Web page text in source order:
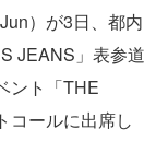
Jun）が3日、都内
JEANS」表参道
ント「THE
コールに出席し